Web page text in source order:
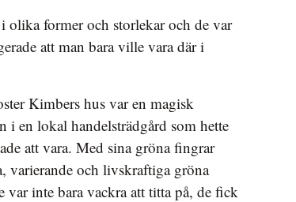
olika former och storlekar och de var
att man bara ville vara där i
Kimbers hus var en magisk
i en lokal handelsträdgård som hette
att vara. Med sina gröna fingrar
varierande och livskraftiga gröna
var inte bara vackra att titta på, de fick